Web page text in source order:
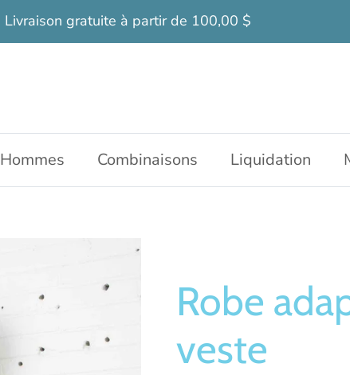
Livraison gratuite à partir de 100,00 $
Hommes Combinaisons Liquidation
Robe
veste